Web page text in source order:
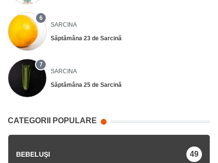
6
SARCINA
Săptămâna 23 de Sarcină
7
SARCINA
Săptămâna 25 de Sarcină
CATEGORII POPULARE
BEBELUŞI 49